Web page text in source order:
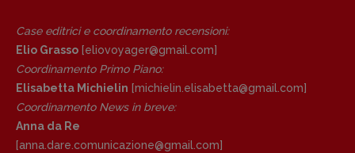
Copyright © 2018 – 2023 Pulp Magazine –
Associazione Pulp Magazine – registrazione
Tribunale Milano n° 5864/2023 – cod. fis.
Case editrici e coordinamento recensioni:
Elio Grasso [eliovoyager@gmail.com]
Coordinamento Primo Piano:
Elisabetta Michielin [michielin.elisabetta@gmail.com]
Coordinamento News in breve:
Anna da Re
[anna.dare.comunicazione@gmail. com]